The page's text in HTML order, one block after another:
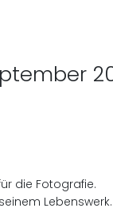
die Fotografie.
Lebenswerk.